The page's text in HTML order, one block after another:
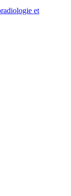
et